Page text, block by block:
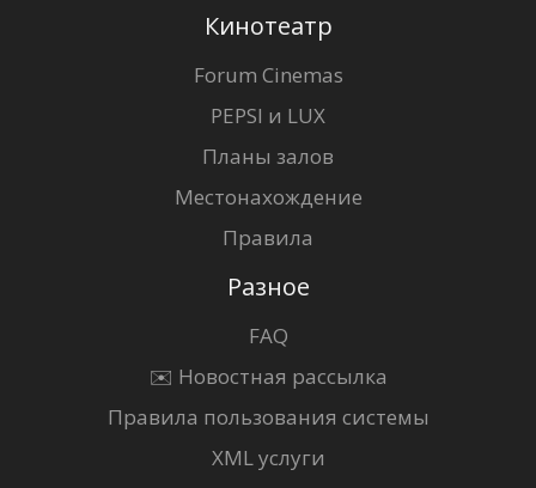
Кинотеатр
Forum Cinemas
PEPSI и LUX
Планы залов
Местонахождение
Правила
Разное
FAQ
✉️ Новостная рассылка
Правила пользования системы
XML услуги